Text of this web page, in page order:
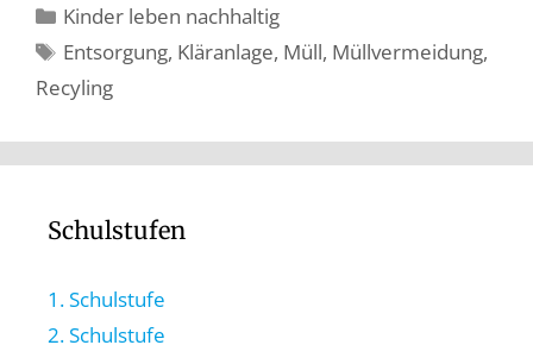
Kinder leben nachhaltig
Entsorgung, Kläranlage, Müll, Müllvermeidung,
Recyling
Schulstufen
1. Schulstufe
2. Schulstufe